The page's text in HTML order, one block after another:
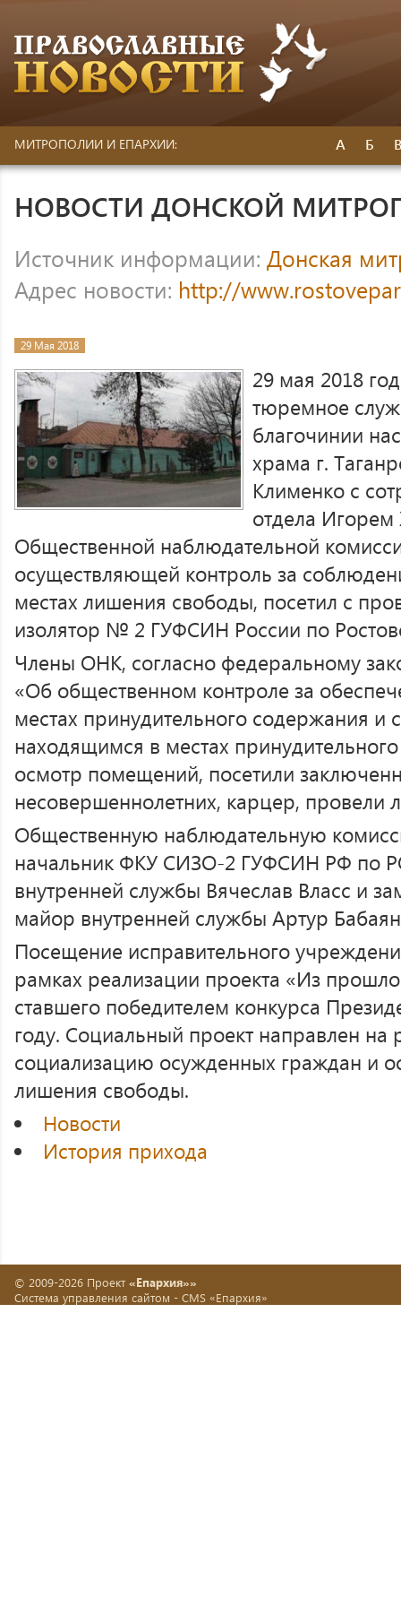
МИТРОПОЛИИ И ЕПАРХИИ: А Б
НОВОСТИ ДОНСКОЙ
Источник информации: Донская
Адрес новости: http://
29 Мая 2018
29 мая 2018
тюремное
благочинии
храма г.
Клименко с
отдела
Общественной наблюдательной
осуществляющей контроль за
местах лишения свободы, посетил с
изолятор № 2 ГУФСИН России по
Члены ОНК, согласно федеральному
«Об общественном контроле за
местах принудительного содержания и
находящимся в местах
осмотр помещений, посетили
несовершеннолетних, карцер, провели
Общественную наблюдательную
начальник ФКУ СИЗО-2 ГУФСИН РФ по
внутренней службы Вячеслав Власс и
майор внутренней службы Артур
Посещение исправительного
рамках реализации проекта «Из
ставшего победителем конкурса
году. Социальный проект направлен на
социализацию осужденных граждан и
лишения свободы.
Новости
История прихода
© 2009-2026 Проект «Епархия»»
Система управления сайтом - CMS «Епархия»